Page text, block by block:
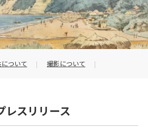
ついて 撮影について
スリリース